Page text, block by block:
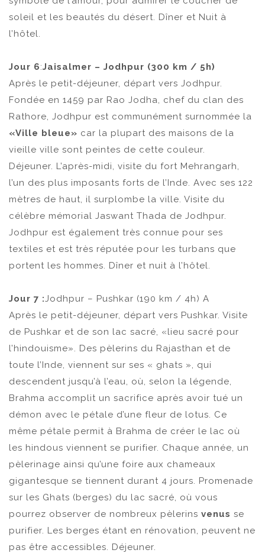
soleil et les beautés du désert. Dîner et Nuit à
l’hôtel.
Jour 6:Jaisalmer – Jodhpur (300 km / 5h)
Après le petit-déjeuner, départ vers Jodhpur.
Fondée en 1459 par Rao Jodha, chef du clan des
Rathore, Jodhpur est communément surnommée la
«Ville bleue» car la plupart des maisons de la
vieille ville sont peintes de cette couleur.
Déjeuner. L’après-midi, visite du fort Mehrangarh,
l’un des plus imposants forts de l’Inde. Avec ses 122
mètres de haut, il surplombe la ville. Visite du
célèbre mémorial Jaswant Thada de Jodhpur.
Jodhpur est également très connue pour ses
textiles et est très réputée pour les turbans que
portent les hommes. Dîner et nuit à l’hôtel.
Jour 7 :Jodhpur – Pushkar (190 km / 4h) A
Après le petit-déjeuner, départ vers Pushkar. Visite
de Pushkar et de son lac sacré, «lieu sacré pour
l’hindouisme». Des pèlerins du Rajasthan et de
toute l’Inde, viennent sur ses « ghats », qui
descendent jusqu’à l’eau, où, selon la légende,
Brahma accomplit un sacrifice après avoir tué un
démon avec le pétale d’une fleur de lotus. Ce
même pétale permit à Brahma de créer le lac où
les hindous viennent se purifier. Chaque année, un
pèlerinage ainsi qu’une foire aux chameaux
gigantesque se tiennent durant 4 jours. Promenade
sur les Ghats (berges) du lac sacré, où vous
pourrez observer de nombreux pèlerins venus se
purifier. Les berges étant en rénovation, peuvent ne
pas être accessibles. Déjeuner.